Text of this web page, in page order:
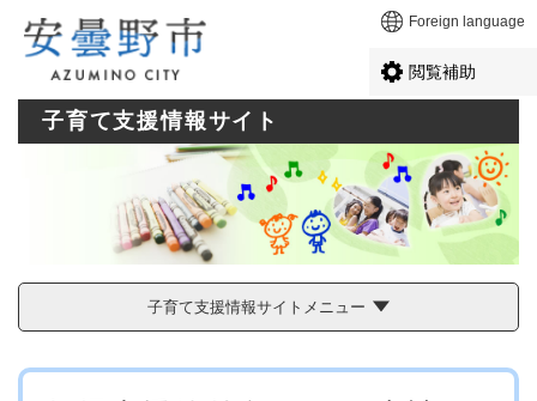
メニューを飛ばして本文へ Foreign language
閲覧補助
子育て支援情報サイト
子育て支援情報サイトメニュー
本